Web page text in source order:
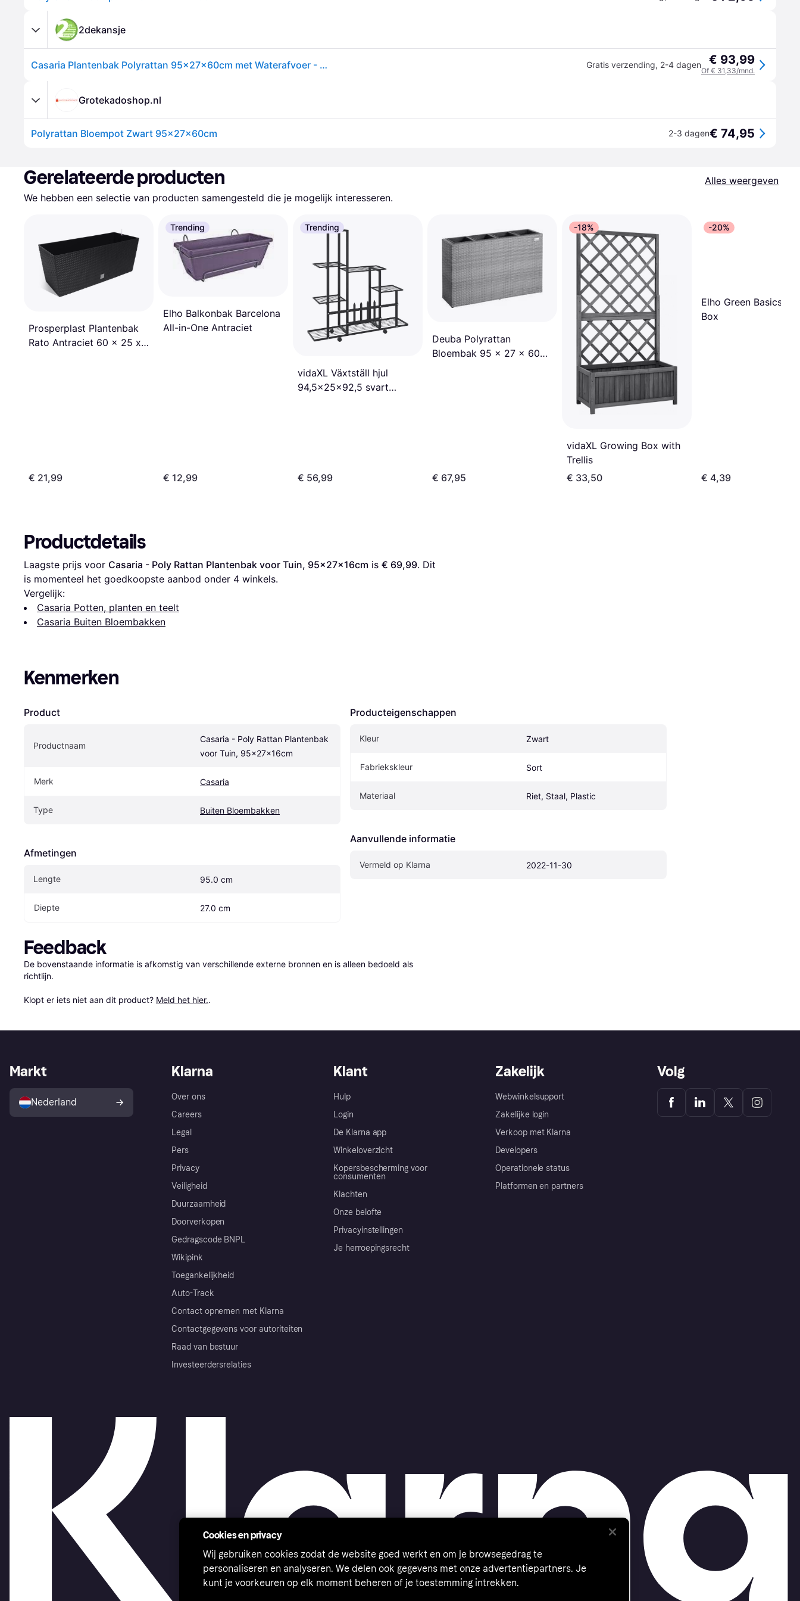
2dekansje
Casaria Plantenbak Polyrattan 95x27x60cm met Waterafvoer - Zwart Gratis verzending, 2-4 dagen € 93,99
Of € 31,33/mnd.
Grotekadoshop.nl
Polyrattan Bloempot Zwart 95x27x60cm 2-3 dagen€ 74,95
Gerelateerde producten
Alles weergeven
We hebben een selectie van producten samengesteld die je mogelijk interesseren.
Prosperplast Plantenbak
Rato Antraciet 60 x 25 x
€ 21,99
Trending
Elho Balkonbak Barcelona
All-in-One Antraciet
€ 12,99
Trending
vidaXL Växtställ hjul
94,5x25x92,5 svart
€ 56,99
Deuba Polyrattan
Bloembak 95 x 27 x 60
€ 67,95
-18%
vidaXL Growing Box with
Trellis
€ 33,50
-20%
Elho Green Basics
Box
€ 4,39
Productdetails
Laagste prijs voor Casaria - Poly Rattan Plantenbak voor Tuin, 95x27x16cm is € 69,99. Dit
is momenteel het goedkoopste aanbod onder 4 winkels.
Vergelijk:
Casaria Potten, planten en teelt
Casaria Buiten Bloembakken
Kenmerken
Product
Productnaam
Casaria - Poly Rattan Plantenbak
voor Tuin, 95x27x16cm
Merk Casaria
Type Buiten Bloembakken
Afmetingen
Lengte 95.0 cm
Diepte 27.0 cm
Producteigenschappen
Kleur Zwart
Fabriekskleur Sort
Materiaal Riet, Staal, Plastic
Aanvullende informatie
Vermeld op Klarna 2022-11-30
Feedback
De bovenstaande informatie is afkomstig van verschillende externe bronnen en is alleen bedoeld als
richtlijn.
Klopt er iets niet aan dit product? Meld het hier..
Klarna
Over ons
Careers
Legal
Pers
Privacy
Veiligheid
Duurzaamheid
Doorverkopen
Gedragscode BNPL
Wikipink
Toegankelijkheid
Auto-Track
Contact opnemen met Klarna
Contactgegevens voor autoriteiten
Raad van bestuur
Investeerdersrelaties
Klant
Hulp
Login
De Klarna app
Winkeloverzicht
Kopersbescherming voor
consumenten
Klachten
Onze belofte
Privacyinstellingen
Je herroepingsrecht
Zakelijk
Webwinkelsupport
Zakelijke login
Verkoop met Klarna
Developers
Operationele status
Platformen en partners
Markt
Nederland
Volg
Cookies en privacy
Wij gebruiken cookies zodat de website goed werkt en om je browsegedrag te
personaliseren en analyseren. We delen ook gegevens met onze advertentiepartners. Je
kunt je voorkeuren op elk moment beheren of je toestemming intrekken.